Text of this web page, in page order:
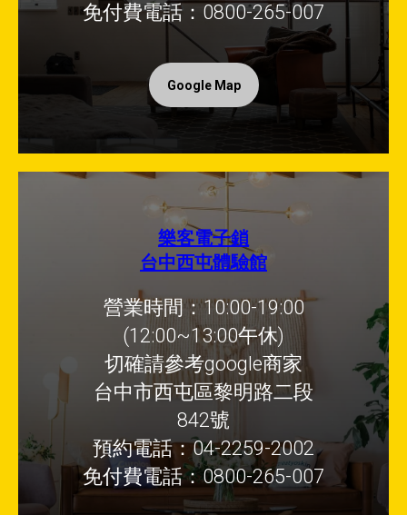
免付費電話：0800-265-007
Google Map
樂客電子鎖
台中西屯體驗館
營業時間：10:00-19:00
(12:00~13:00午休)
切確請參考google商家
台中市西屯區黎明路二段
842號
預約電話：04-2259-2002
免付費電話：0800-265-007